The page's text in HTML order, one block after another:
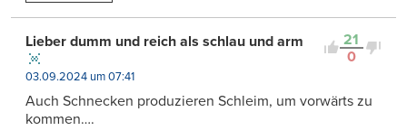
21
0
Lieber dumm und reich als schlau und arm
03.09.2024 um 07:41
Auch Schnecken produzieren Schleim, um vorwärts zu
kommen….